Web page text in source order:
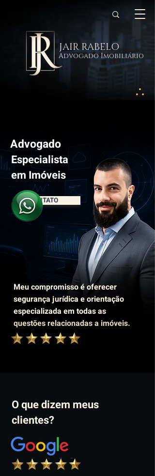
JAIR RABELO
Advogado Imobiliário
Advogado
Especialista
em Imóveis
CONTATO
Meu compromisso é oferecer
segurança jurídica e orientação
especializada em todas as
questões relacionadas a imóveis.
O que dizem meus
clientes?